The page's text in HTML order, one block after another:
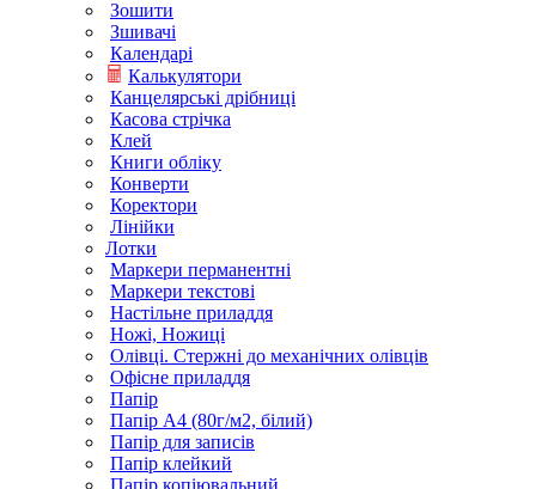
Зошити
Зшивачі
Календарі
Калькулятори
Канцелярські дрібниці
Касова стрічка
Клей
Книги обліку
Конверти
Коректори
Лінійки
Лотки
Маркери перманентні
Маркери текстові
Настільне приладдя
Ножі, Ножиці
Олівці. Стержні до механічних олівців
Офісне приладдя
Папір
Папір А4 (80г/м2, білий)
Папір для записів
Папір клейкий
Папір копіювальний